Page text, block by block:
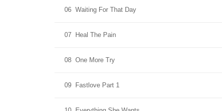
06 Waiting For That Day
07 Heal The Pain
08 One More Try
09 Fastlove Part 1